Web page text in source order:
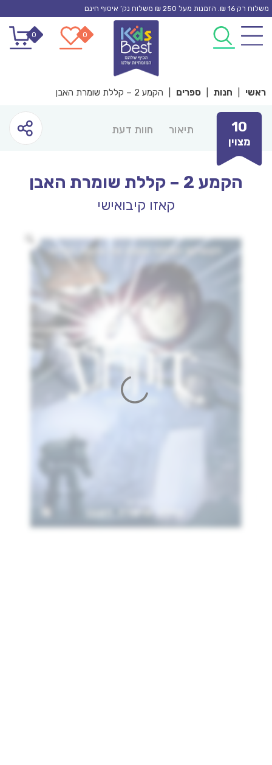
Skip
content
משלוח רק 16 ₪. הזמנות מעל 250 ₪ משלוח נק’ איסוף חינם
0
0
ראשי חנות ספרים הקמע 2 – קללת שומרת האבן
10
מצוין
תיאור חוות דעת
הקמע 2 – קללת שומרת האבן
קאזו קיבואישי